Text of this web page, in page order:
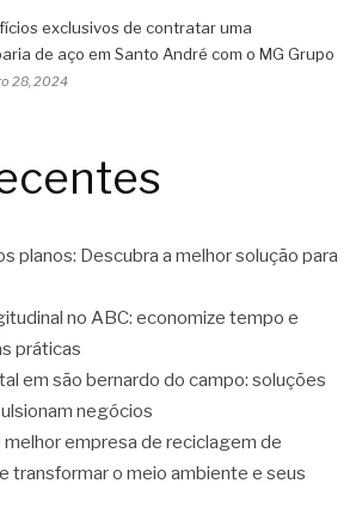
exclusivos de contratar uma
de aço em Santo André com o MG Grupo
28, 2024
planos: Descubra a melhor solução para
no ABC: economize tempo e
práticas
em são bernardo do campo: soluções
negócios
melhor empresa de reciclagem de
transformar o meio ambiente e seus